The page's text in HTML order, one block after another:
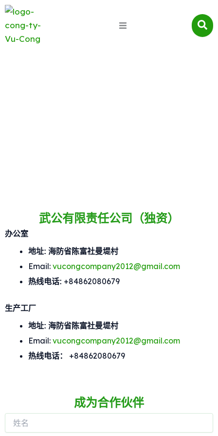
武公有限责任公司（独资）
办公室
地址: 海防省陈富社曼堤村
Email: vucongcompany2012@gmail.com
热线电话: +84862080679
生产工厂
地址: 海防省陈富社曼堤村
Email: vucongcompany2012@gmail.com
热线电话： +84862080679
成为合作伙伴